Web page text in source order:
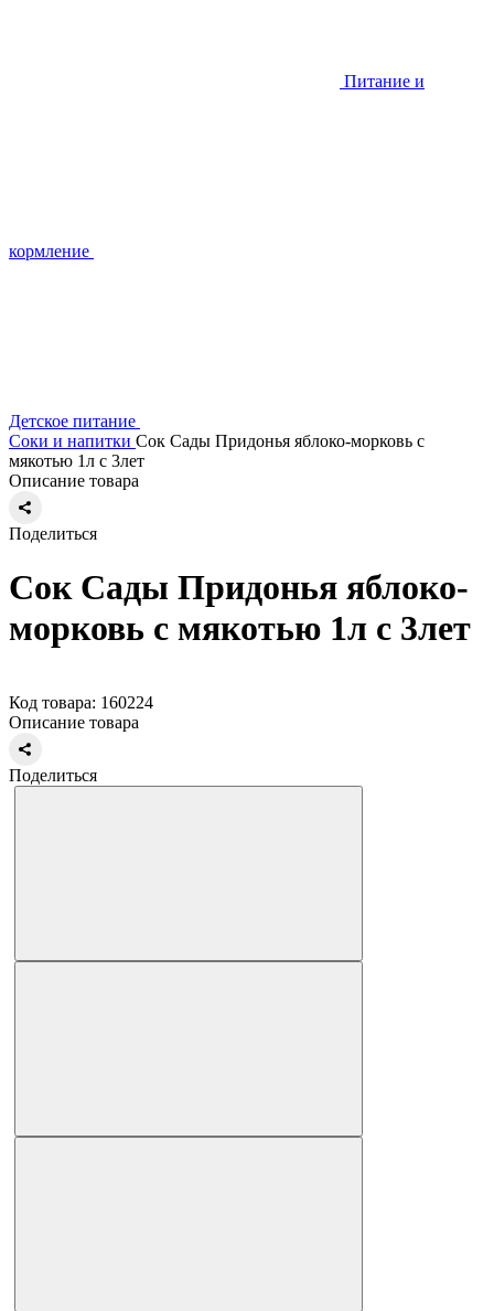
Питание и
кормление
Детское питание
Соки и напитки Сок Сады Придонья яблоко-морковь с
мякотью 1л с 3лет
Описание товара
Поделиться
Сок Сады Придонья яблоко-
морковь с мякотью 1л с 3лет
Код товара: 160224
Описание товара
Поделиться